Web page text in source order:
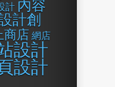
計 內容
計創
商店 網店
設計
設計